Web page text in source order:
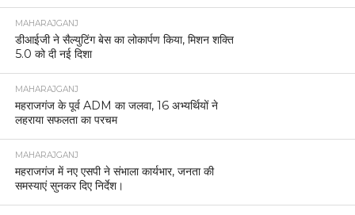
MAHARAJGANJ
डीआईजी ने सैल्युटिंग बेस का लोकार्पण किया, मिशन शक्ति
5.0 को दी नई दिशा
MAHARAJGANJ
महराजगंज के पूर्व ADM का जलवा, 16 अभ्यर्थियों ने
लहराया सफलता का परचम
MAHARAJGANJ
महराजगंज में नए एसपी ने संभाला कार्यभार, जनता की
समस्याएं सुनकर दिए निर्देश।